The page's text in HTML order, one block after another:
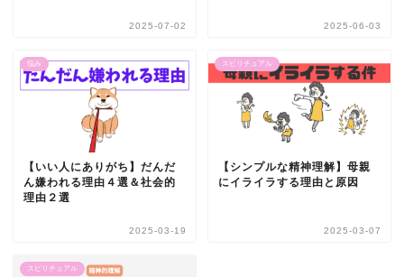
2025-07-02 2025-06-03
悩み
【いい人にありがち】だんだ
ん嫌われる理由４選＆社会的
理由２選
2025-03-19
スピリチュアル
【シンプルな精神理解】母親
にイライラする理由と原因
2025-03-07
スピリチュアル